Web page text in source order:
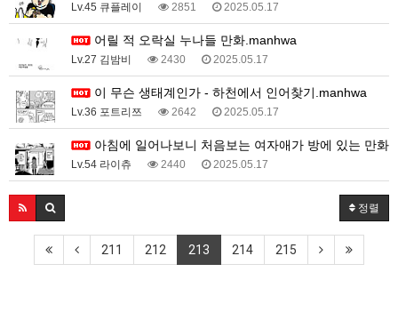
Lv.45 큐플레이 2851 2025.05.17
어릴 적 오락실 누나들 만화.manhwa
Lv.27 김밤비 2430 2025.05.17
이 무슨 생태계인가 - 하천에서 인어찾기.manhwa
Lv.36 포트리쯔 2642 2025.05.17
아침에 일어나보니 처음보는 여자애가 방에 있는 만화
Lv.54 라이츄 2440 2025.05.17
정렬
211 212 213 214 215